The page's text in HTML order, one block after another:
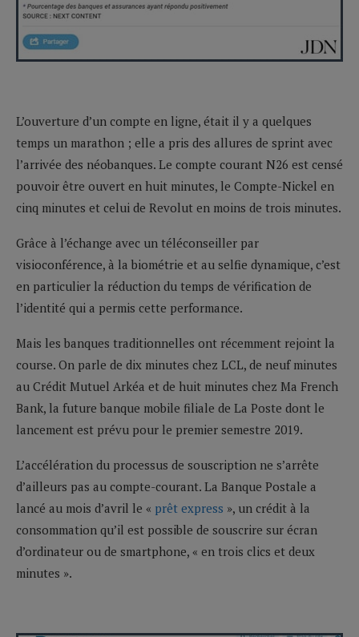
L’ouverture d’un compte en ligne, était il y a quelques
temps un marathon ; elle a pris des allures de sprint avec
l’arrivée des néobanques. Le compte courant N26 est censé
pouvoir être ouvert en huit minutes, le Compte-Nickel en
cinq minutes et celui de Revolut en moins de trois minutes.
Grâce à l’échange avec un téléconseiller par
visioconférence, à la biométrie et au selfie dynamique, c’est
en particulier la réduction du temps de vérification de
l’identité qui a permis cette performance.
Mais les banques traditionnelles ont récemment rejoint la
course. On parle de dix minutes chez LCL, de neuf minutes
au Crédit Mutuel Arkéa et de huit minutes chez Ma French
Bank, la future banque mobile filiale de La Poste dont le
lancement est prévu pour le premier semestre 2019.
L’accélération du processus de souscription ne s’arrête
d’ailleurs pas au compte-courant. La Banque Postale a
lancé au mois d’avril le « prêt express », un crédit à la
consommation qu’il est possible de souscrire sur écran
d’ordinateur ou de smartphone, « en trois clics et deux
minutes ».